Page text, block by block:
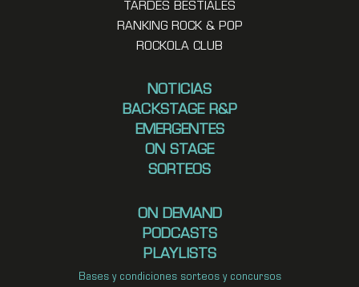
TARDES BESTIALES
RANKING ROCK & POP
ROCKOLA CLUB
NOTICIAS
BACKSTAGE R&P
EMERGENTES
ON STAGE
SORTEOS
ON DEMAND
PODCASTS
PLAYLISTS
Bases y condiciones sorteos y concursos